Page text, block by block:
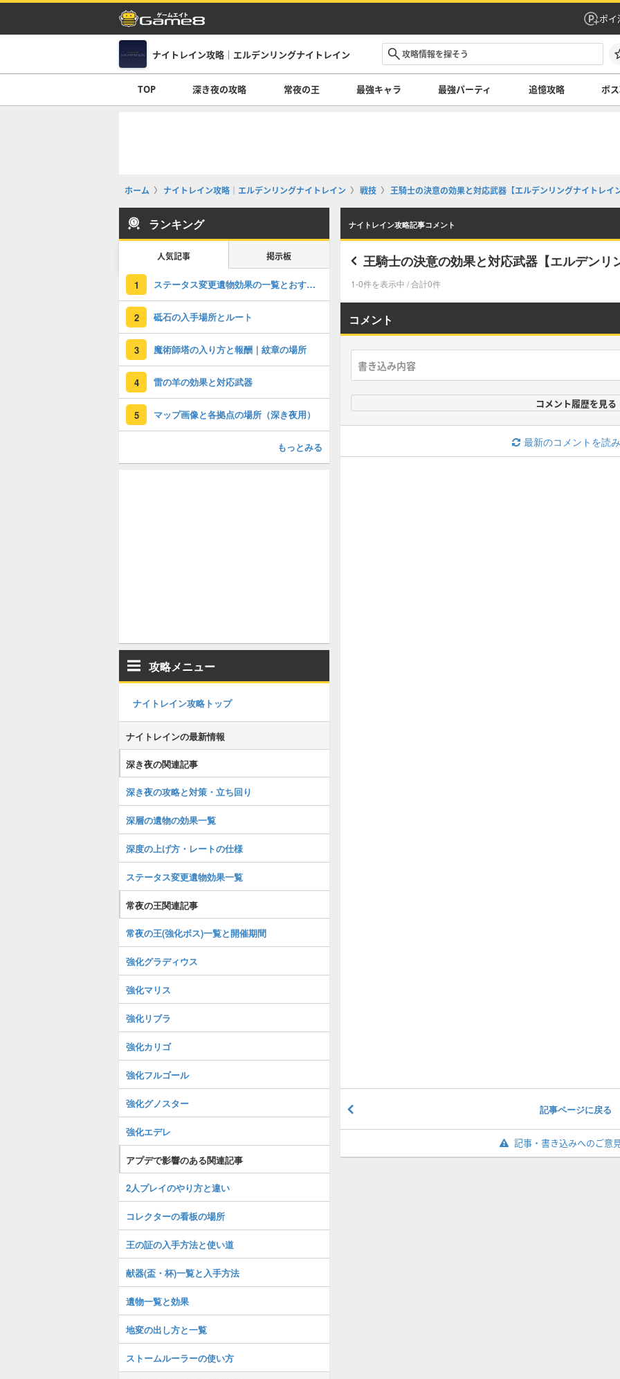
ポイ
ナイトレイン攻略｜エルデンリングナイトレイン
TOP 深き夜の攻略 常夜の王 最強キャラ 最強パーティ 追憶攻略 ボ
ホーム ナイトレイン攻略｜エルデンリングナイトレイン 戦技 王騎士の決意の効果と対応武器【エルデンリングナイトレイン
ナイトレイン攻略記事コメント
王騎士の決意の効果と対応武器【エルデンリ
1-0件を表示中 / 合計0件
コメント
コメント履歴を見る
最新のコメントを読
記事ページに戻る
記事・書き込みへのご意
ランキング
人気記事 掲示板
1 ステータス変更遺物効果の一覧とおすすめ
2 砥石の入手場所とルート
3 魔術師塔の入り方と報酬｜紋章の場所
4 雷の羊の効果と対応武器
5 マップ画像と各拠点の場所（深き夜用）
もっとみる
攻略メニュー
ナイトレイン攻略トップ
ナイトレインの最新情報
深き夜の関連記事
深き夜の攻略と対策・立ち回り
深層の遺物の効果一覧
深度の上げ方・レートの仕様
ステータス変更遺物効果一覧
常夜の王関連記事
常夜の王(強化ボス)一覧と開催期間
強化グラディウス
強化マリス
強化リブラ
強化カリゴ
強化フルゴール
強化グノスター
強化エデレ
アプデで影響のある関連記事
2人プレイのやり方と違い
コレクターの看板の場所
王の証の入手方法と使い道
献器(盃・杯)一覧と入手方法
遺物一覧と効果
地変の出し方と一覧
ストームルーラーの使い方